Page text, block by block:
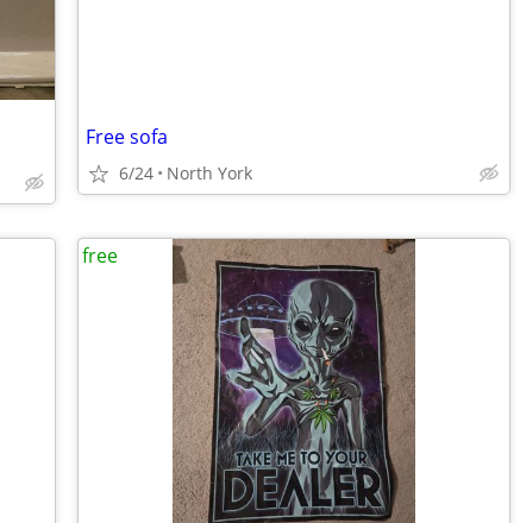
Free sofa
6/24 North York
free